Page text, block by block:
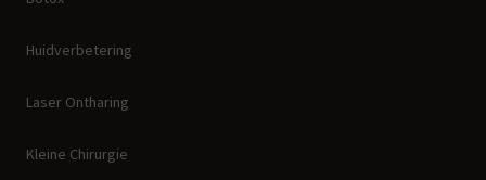
Huidverbetering
Laser Ontharing
Kleine Chirurgie